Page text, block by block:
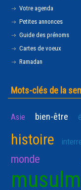
Votre agenda
Petites annonces
Guide des prénoms
Cartes de voeux
Ramadan
Mots-clés de la
Asie bien-être
histoire
monde